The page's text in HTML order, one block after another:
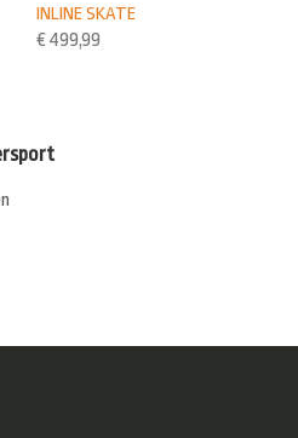
INLINE SKATE
€ 499,99